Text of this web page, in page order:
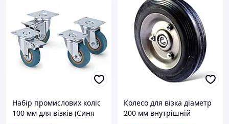
Набір промислових коліс
100 мм для візків (Синя
Колесо для візка діаметр
200 мм внутрішній